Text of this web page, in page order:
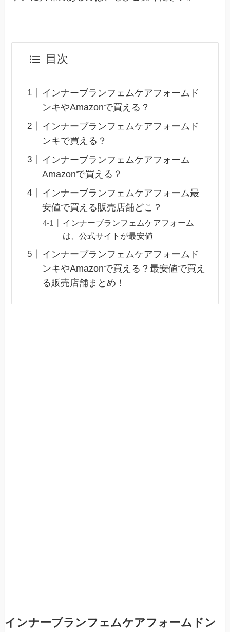
目次
インナーブランフェムケアフォームド
ンキやAmazonで買える？
インナーブランフェムケアフォームド
ンキで買える？
インナーブランフェムケアフォーム
Amazonで買える？
インナーブランフェムケアフォーム最
安値で買える販売店舗どこ？
インナーブランフェムケアフォーム
は、公式サイトが最安値
インナーブランフェムケアフォームド
ンキやAmazonで買える？最安値で買え
る販売店舗まとめ！
インナーブランフェムケアフォームドン